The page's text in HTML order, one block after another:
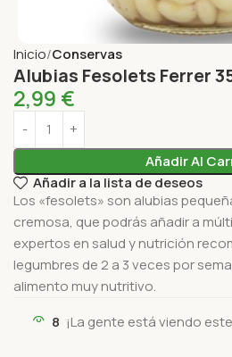
Inicio Conservas
Alubias Fesolets Ferrer
2,99 €
Añadir Al
Añadir a la lista de deseos
Los «fesolets» son alubias
cremosa, que podrás añadir a
expertos en salud y nutrición
legumbres de 2 a 3 veces por
alimento muy nutritivo.
8 ¡La gente está viendo